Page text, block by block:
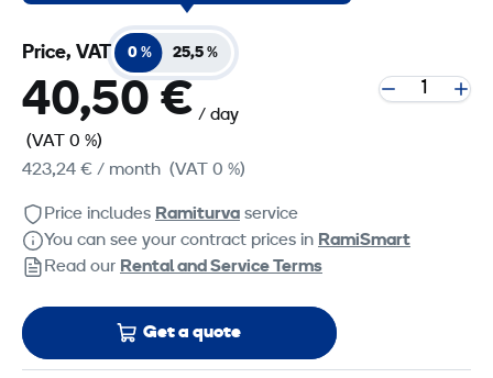
Price, VAT 0 % 25,5 %
40,50 € / day
(VAT 0 %)
423,24 € / month (VAT 0 %)
Price includes Ramiturva service
You can see your contract prices in RamiSmart
Read our Rental and Service Terms
Get a quote